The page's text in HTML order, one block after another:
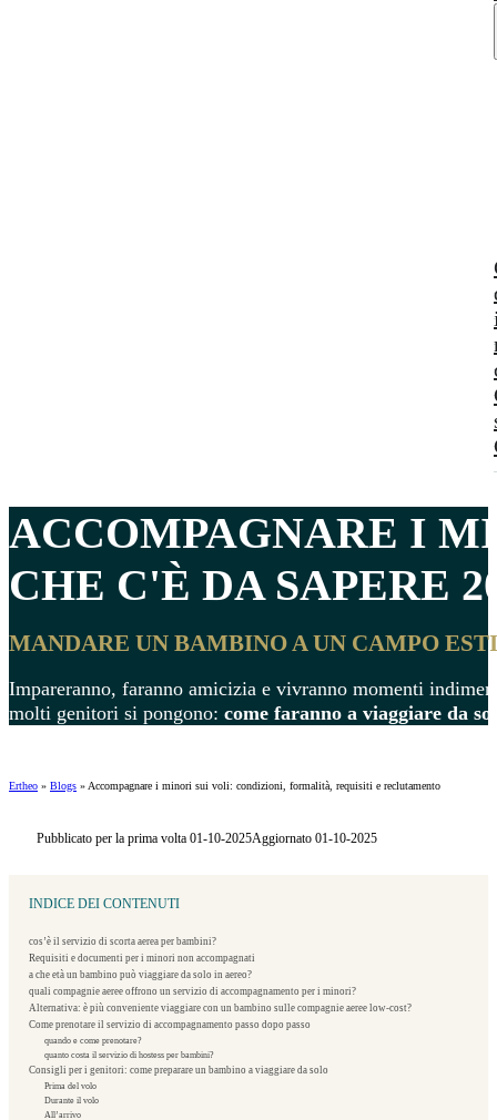
ACCOMPAGNARE I
CHE C'È DA SAPERE
MANDARE UN BAMBINO A UN CAMPO
Impareranno, faranno amicizia e vivranno momenti
molti genitori si pongono: come faranno a viaggiare da
Ertheo » Blogs » Accompagnare i minori sui voli: condizioni, formalità, requisiti e reclutamento
Pubblicato per la prima volta 01-10-2025Aggiornato 01-10-2025
INDICE DEI CONTENUTI
cos’è il servizio di scorta aerea per bambini?
Requisiti e documenti per i minori non accompagnati
a che età un bambino può viaggiare da solo in aereo?
quali compagnie aeree offrono un servizio di accompagnamento per i minori?
Alternativa: è più conveniente viaggiare con un bambino sulle compagnie aeree low-cost?
Come prenotare il servizio di accompagnamento passo dopo passo
quando e come prenotare?
quanto costa il servizio di hostess per bambini?
Consigli per i genitori: come preparare un bambino a viaggiare da solo
Prima del volo
Durante il volo
All’arrivo